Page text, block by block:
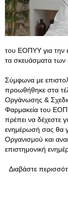
του ΕΟΠΥΥ για την
τα σκευάσματα των
Σύμφωνα με
προωθήθηκε στα
Οργάνωσης &
Φαρμακεία του
πρέπει να δέχεστε
ενημέρωσή σας θα
Οργανισμού και
επιστημονική
Διαβάστε